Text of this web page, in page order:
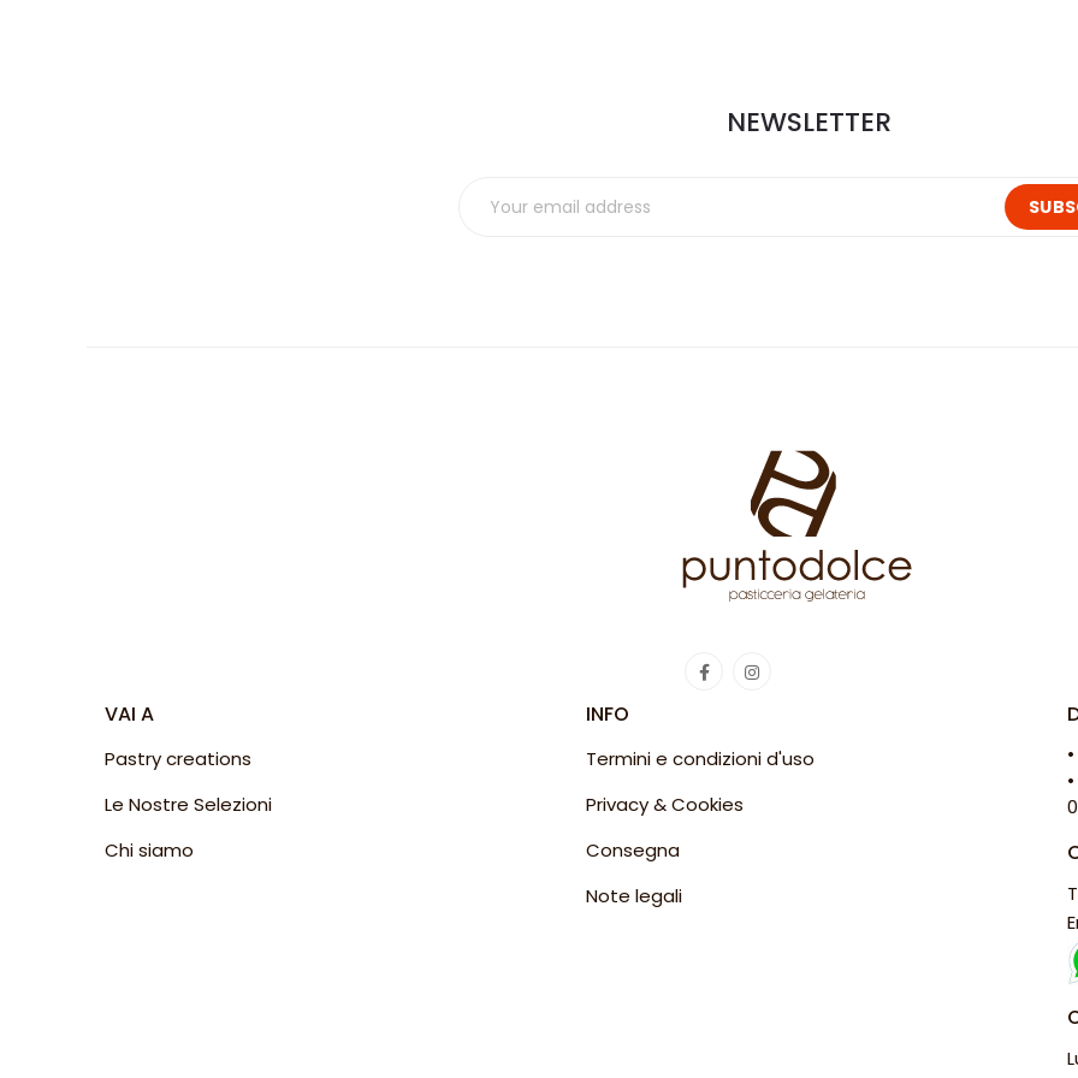
NEWSLETTER
VAI A
Pastry creations
Le Nostre Selezioni
Chi siamo
INFO
Termini e condizioni d'uso
Privacy & Cookies
Consegna
Note legali